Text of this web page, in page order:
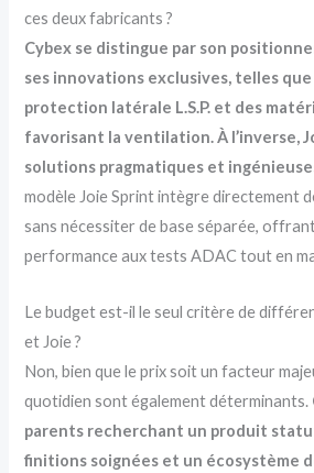
ces deux fabricants ?
Cybex se distingue par son
ses innovations exclusives, telles
protection latérale L.S.P. et des
favorisant la ventilation. À l’inverse,
solutions pragmatiques et
modèle Joie Sprint intègre directement
sans nécessiter de base séparée,
performance aux tests ADAC tout en
Le budget est-il le seul critère de
et Joie ?
Non, bien que le prix soit un facteur
quotidien sont également déterminants.
parents recherchant un produit
finitions soignées et un écosystème